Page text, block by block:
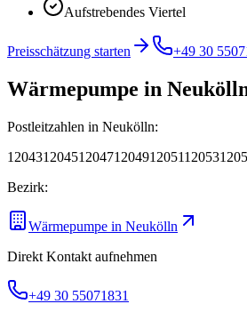
Aufstrebendes Viertel
Preisschätzung starten +49 30
Wärmepumpe in
Postleitzahlen in Neukölln:
120431204512047120491205112053
Bezirk:
Wärmepumpe in Neukölln
Direkt Kontakt aufnehmen
+49 30 55071831